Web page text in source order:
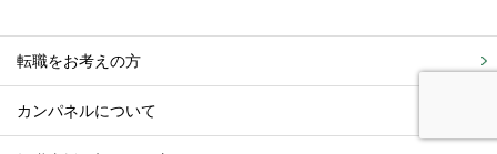
転職をお考えの方
カンパネルについて